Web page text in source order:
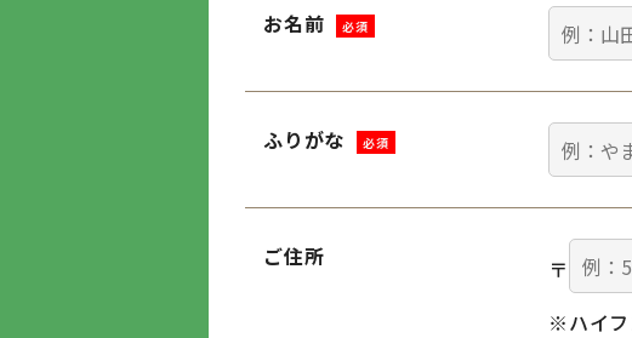
お名前 必須
ふりがな 必須
ご住所
〒
※ハイフ